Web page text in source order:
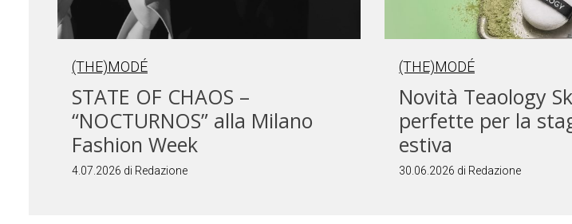
(THE)MODÉ
STATE OF CHAOS –
“NOCTURNOS” alla Milano
Fashion Week
4.07.2026 di Redazione
(THE)MODÉ
Novità Teaology
perfette per la
estiva
30.06.2026 di Redazione